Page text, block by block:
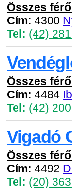
Összes
Cím: 4300
Tel: (42)
Összes
Cím: 4484
Tel: (42)
Vigadó
Összes
Cím: 4492
Tel: (20)